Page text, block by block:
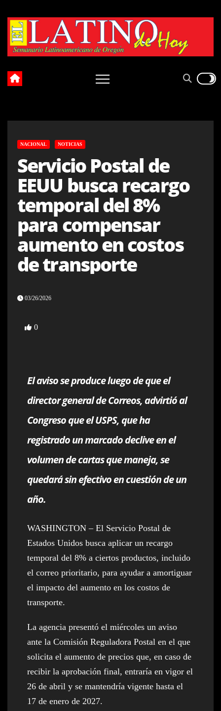
content
NACIONAL NOTICIAS
Servicio Postal de
EEUU busca recargo
temporal del 8%
para compensar
aumento en costos
de transporte
03/26/2026
0
El aviso se produce luego de que el
director general de Correos, advirtió al
Congreso que el USPS, que ha
registrado un marcado declive en el
volumen de cartas que maneja, se
quedará sin efectivo en cuestión de un
año.
WASHINGTON – El Servicio Postal de
Estados Unidos busca aplicar un recargo
temporal del 8% a ciertos productos, incluido
el correo prioritario, para ayudar a amortiguar
el impacto del aumento en los costos de
transporte.
La agencia presentó el miércoles un aviso
ante la Comisión Reguladora Postal en el que
solicita el aumento de precios que, en caso de
recibir la aprobación final, entraría en vigor el
26 de abril y se mantendría vigente hasta el
17 de enero de 2027.